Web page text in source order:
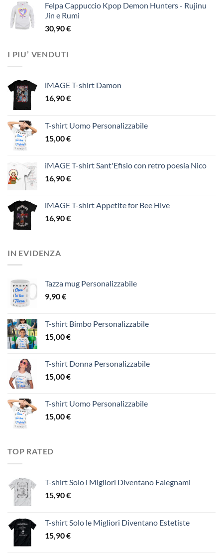
Felpa Cappuccio Kpop Demon Hunters - Rujinu
Jin e Rumi
30,90€
I PIU’ VENDUTI
iMAGE T-shirt Damon
16,90€
T-shirt Uomo Personalizzabile
15,00€
iMAGE T-shirt Sant'Efisio con retro poesia Nico
16,90€
iMAGE T-shirt Appetite for Bee Hive
16,90€
IN EVIDENZA
Tazza mug Personalizzabile
9,90€
T-shirt Bimbo Personalizzabile
15,00€
T-shirt Donna Personalizzabile
15,00€
T-shirt Uomo Personalizzabile
15,00€
TOP RATED
T-shirt Solo i Migliori Diventano Falegnami
15,90€
T-shirt Solo le Migliori Diventano Estetiste
15,90€